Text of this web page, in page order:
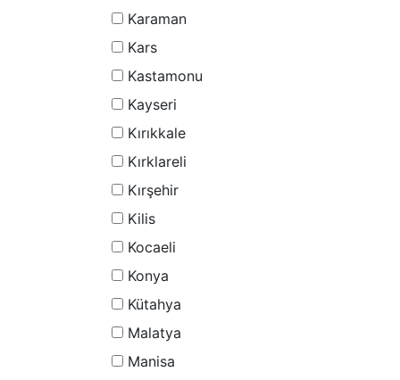
Karaman
Kars
Kastamonu
Kayseri
Kırıkkale
Kırklareli
Kırşehir
Kilis
Kocaeli
Konya
Kütahya
Malatya
Manisa